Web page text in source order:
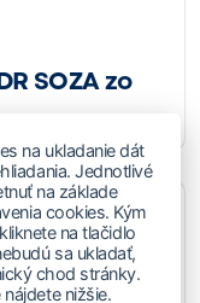
SOZA zo
6. a 7.
na ukladanie dát
Jednotlivé
na základe
cookies. Kým
na tlačidlo
sa ukladať,
chod stránky.
nižšie.